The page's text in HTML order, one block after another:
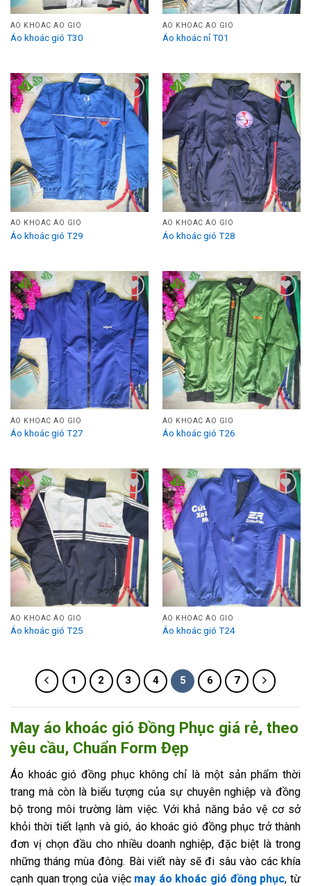
ÁO KHOÁC ÁO GIÓ
Áo khoác gió T30
ÁO KHOÁC ÁO GIÓ
Áo khoác nỉ T01
Add to
Wishlist
ÁO KHOÁC ÁO GIÓ
Áo khoác gió T29
Add to
Wishlist
ÁO KHOÁC ÁO GIÓ
Áo khoác gió T28
Add to
Wishlist
ÁO KHOÁC ÁO GIÓ
Áo khoác gió T27
Add to
Wishlist
ÁO KHOÁC ÁO GIÓ
Áo khoác gió T26
Add to
Wishlist
ÁO KHOÁC ÁO GIÓ
Áo khoác gió T25
Add to
Wishlist
ÁO KHOÁC ÁO GIÓ
Áo khoác gió T24
1 2 3 4 5 6 7
May áo khoác gió Đồng Phục giá rẻ, theo
yêu cầu, Chuẩn Form Đẹp
Áo khoác gió đồng phục không chỉ là một sản phẩm thời
trang mà còn là biểu tượng của sự chuyên nghiệp và đồng
bộ trong môi trường làm việc. Với khả năng bảo vệ cơ sở
khỏi thời tiết lạnh và gió, áo khoác gió đồng phục trở thành
đơn vị chọn đầu cho nhiều doanh nghiệp, đặc biệt là trong
những tháng mùa đông. Bài viết này sẽ đi sâu vào các khía
cạnh quan trọng của việc may áo khoác gió đồng phục, từ